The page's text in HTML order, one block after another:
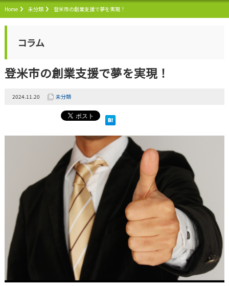
Home 未分類 登米市の創業支援で夢を実現！
コラム
登米市の創業支援で夢を実現！
2024.11.20 未分類